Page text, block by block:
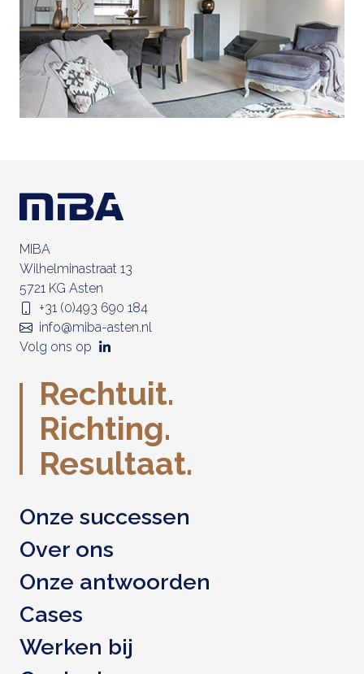
MIBA
Wilhelminastraat 13
5721 KG Asten
+31 (0)493 690 184
info@miba-asten.nl
Volg ons op
Rechtuit.
Richting.
Resultaat.
Onze successen
Over ons
Onze antwoorden
Cases
Werken bij